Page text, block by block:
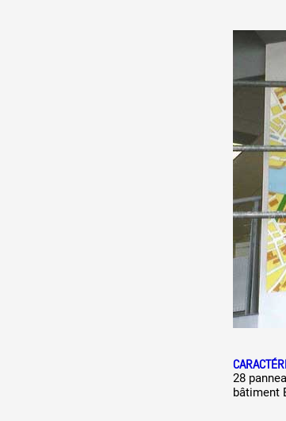
Production vidéo
1% œuvres dans
Réseau documents
28
bâtiment